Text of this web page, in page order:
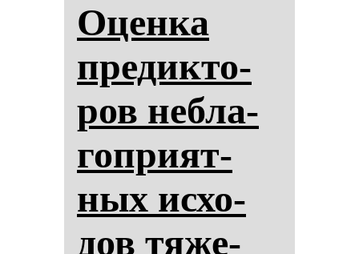
Оцен­ка
пре­дик­то­
ров неб­ла­
гоп­ри­ят­
ных ис­хо­
дов тя­же­